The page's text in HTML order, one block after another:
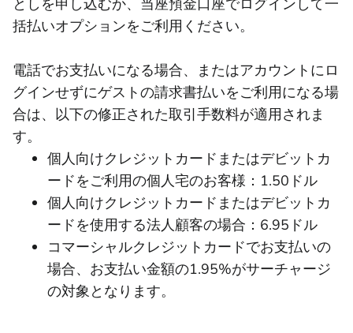
としを申し込むか、当座預金口座でログインして一
括払いオプションをご利用ください。
電話でお支払いになる場合、またはアカウントにロ
グインせずにゲストの請求書払いをご利用になる場
合は、以下の修正された取引手数料が適用されま
す。
個人向けクレジットカードまたはデビットカ
ードをご利用の個人宅のお客様：1.50ドル
個人向けクレジットカードまたはデビットカ
ードを使用する法人顧客の場合：6.95ドル
コマーシャルクレジットカードでお支払いの
場合、お支払い金額の1.95%がサーチャージ
の対象となります。